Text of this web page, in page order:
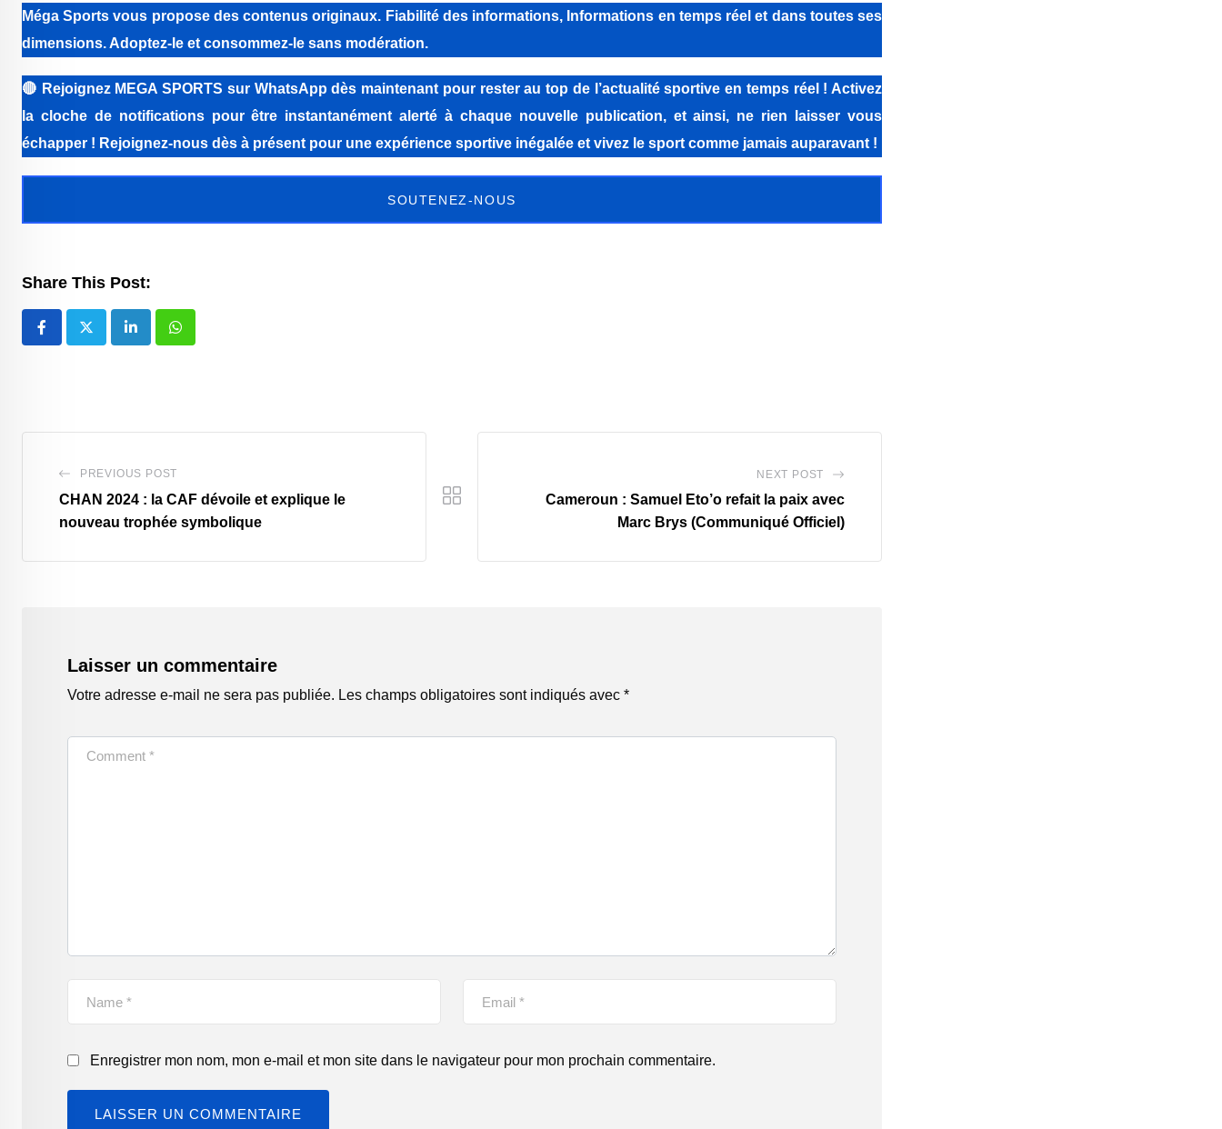
Méga Sports vous propose des contenus originaux. Fiabilité des informations, Informations en temps réel et dans toutes ses
dimensions. Adoptez-le et consommez-le sans modération.
🔴 Rejoignez MEGA SPORTS sur WhatsApp dès maintenant pour rester au top de l’actualité sportive en temps réel ! Activez
la cloche de notifications pour être instantanément alerté à chaque nouvelle publication, et ainsi, ne rien laisser vous
échapper ! Rejoignez-nous dès à présent pour une expérience sportive inégalée et vivez le sport comme jamais auparavant !
SOUTENEZ-NOUS
Share This Post:
LinkedIn Whatsapp
PREVIOUS POST
CHAN 2024 : la CAF dévoile et explique le
nouveau trophée symbolique
NEXT POST
Cameroun : Samuel Eto’o refait la paix avec
Marc Brys (Communiqué Officiel)
Laisser un commentaire
Votre adresse e-mail ne sera pas publiée. Les champs obligatoires sont indiqués avec *
Enregistrer mon nom, mon e-mail et mon site dans le navigateur pour mon prochain commentaire.